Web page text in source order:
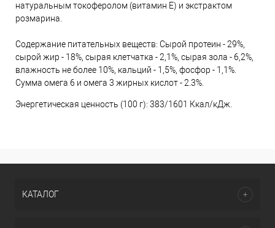
натуральным токоферолом (витамин Е) и экстрактом
розмарина.
Содержание питательных веществ: Сырой протеин - 29%,
сырой жир - 18%, сырая клетчатка - 2,1%, сырая зола - 6,2%,
влажность не более 10%, кальций - 1,5%, фосфор - 1,1%.
Сумма омега 6 и омега 3 жирных кислот - 2.3%.
Энергетическая ценность (100 г): 383/1601 Ккал/кДж.
КАТАЛОГ